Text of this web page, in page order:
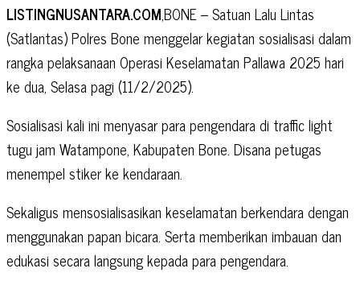
LISTINGNUSANTARA.COM,BONE – Satuan Lalu Lintas
(Satlantas) Polres Bone menggelar kegiatan sosialisasi dalam
rangka pelaksanaan Operasi Keselamatan Pallawa 2025 hari
ke dua, Selasa pagi (11/2/2025).
Sosialisasi kali ini menyasar para pengendara di traffic light
tugu jam Watampone, Kabupaten Bone. Disana petugas
menempel stiker ke kendaraan.
Sekaligus mensosialisasikan keselamatan berkendara dengan
menggunakan papan bicara. Serta memberikan imbauan dan
edukasi secara langsung kepada para pengendara.